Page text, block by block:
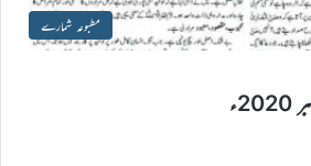
مطبوعہ شمارے